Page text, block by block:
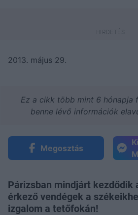
2013. május 29.
Ez a cikk több mint 6 hónapja
benne lévő információk
Megosztás
Párizsban mindjárt kezdődik
érkező vendégek a
izgalom a tetőfokán!